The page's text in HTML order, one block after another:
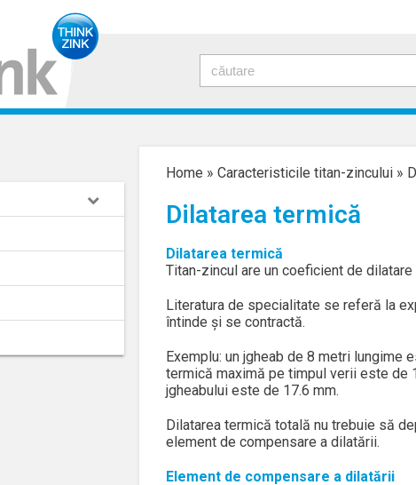
Home » Caracteristicile titan-zincului»
Dilatarea termică
Dilatarea termică
Titan-zincul are un coeficient de
Literatura de specialitate se referă la
întinde şi se contractă.
Exemplu: un jgheab de 8 metri lungime
termică maximă pe timpul verii este de
jgheabului este de 17.6 mm.
Dilatarea termică totală nu trebuie să
element de compensare a dilatării.
Element de compensare a dilatării